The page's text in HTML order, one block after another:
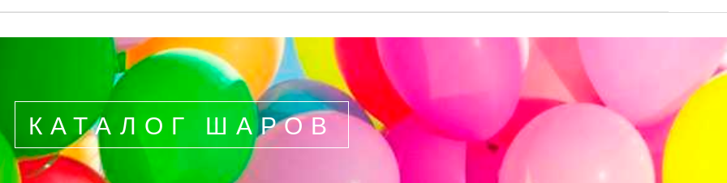
КАТАЛОГ ШАРОВ